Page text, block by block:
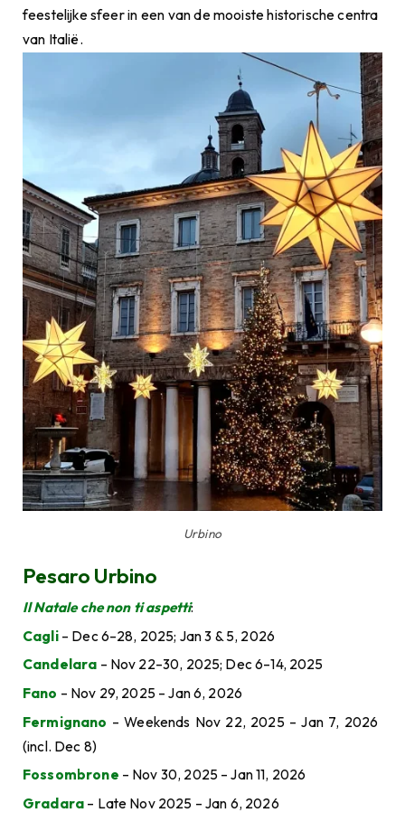
feestelijke sfeer in een van de mooiste historische centra
van Italië.
Urbino
Pesaro Urbino
Il Natale che non ti aspetti:
Cagli– Dec 6–28, 2025; Jan 3 & 5, 2026
Candelara – Nov 22–30, 2025; Dec 6–14, 2025
Fano – Nov 29, 2025 – Jan 6, 2026
Fermignano – Weekends Nov 22, 2025 – Jan 7, 2026
(incl. Dec 8)
Fossombrone – Nov 30, 2025 – Jan 11, 2026
Gradara – Late Nov 2025 – Jan 6, 2026